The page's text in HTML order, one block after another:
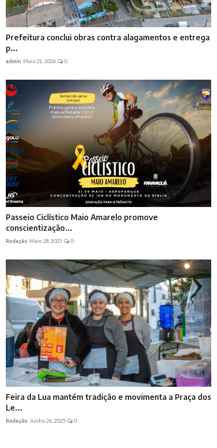
Prefeitura conclui obras contra alagamentos e entrega
p...
admin Maio 21, 2026 0
Passeio Ciclístico Maio Amarelo promove
conscientização...
Redação Maio 28, 2025 0
Feira da Lua mantém tradição e movimenta a Praça dos
Le...
Redação Junho 26, 2025 0